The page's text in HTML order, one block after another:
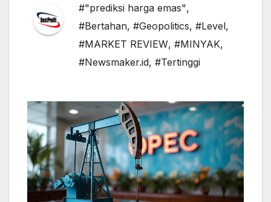
#"prediksi harga emas",
#Bertahan, #Geopolitics, #Level,
#MARKET REVIEW, #MINYAK,
#Newsmaker.id, #Tertinggi